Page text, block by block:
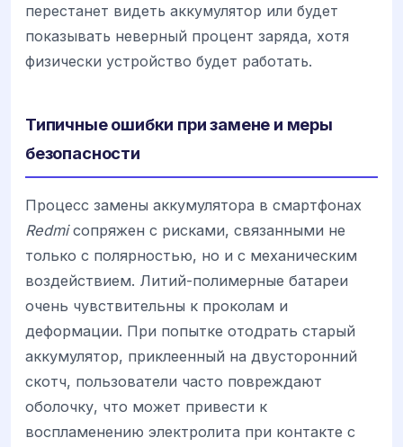
перестанет видеть аккумулятор или будет
показывать неверный процент заряда, хотя
физически устройство будет работать.
Типичные ошибки при замене и меры
безопасности
Процесс замены аккумулятора в смартфонах
Redmiсопряжен с рисками, связанными не
только с полярностью, но и с механическим
воздействием. Литий-полимерные батареи
очень чувствительны к проколам и
деформации. При попытке отодрать старый
аккумулятор, приклеенный на двусторонний
скотч, пользователи часто повреждают
оболочку, что может привести к
воспламенению электролита при контакте с